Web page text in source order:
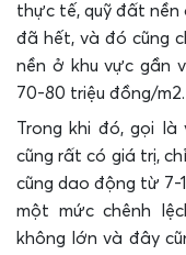
thực tế, quỹ đất nền
đã hết, và đó cũng
nền ở khu vực gần
70-80 triệu đồng/m2.
Trong khi đó, gọi là
cũng rất có giá trị,
cũng dao động từ 7-
một mức chênh
không lớn và đây